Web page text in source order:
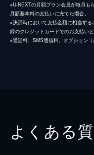
※U-NEXTの月額プラン会員が毎月
月額基本料の支払いに充てた場合。
※決済時において支払金額に相当す
録のクレジットカードでのお支払いと
※通話料、SMS通信料、オプション
よくある